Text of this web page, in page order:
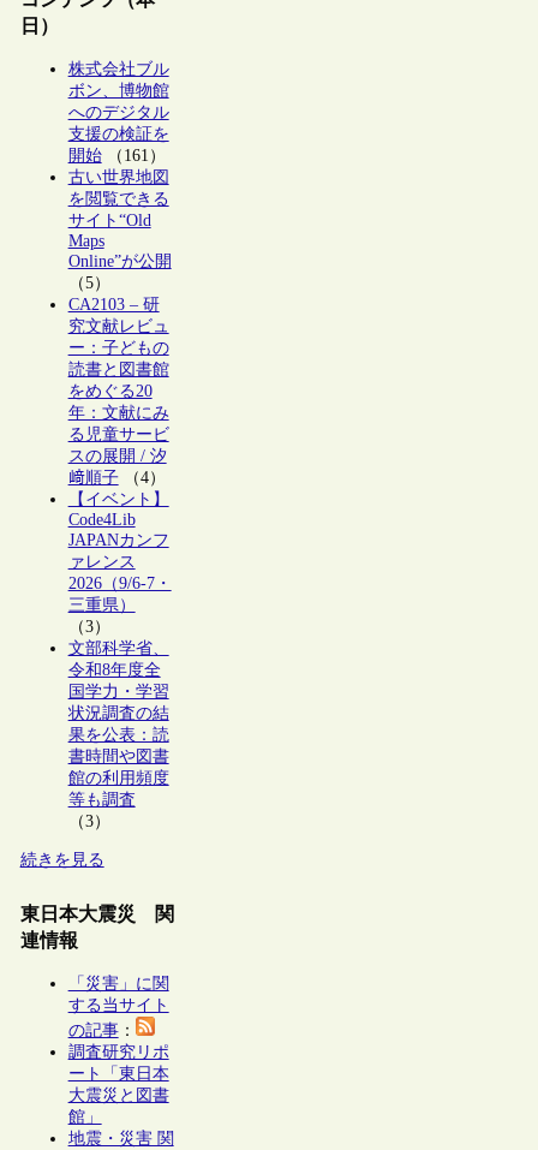
日）
株式会社ブル
ボン、博物館
へのデジタル
支援の検証を
開始（161）
古い世界地図
を閲覧できる
サイト“Old
Maps
Online”が公開
（5）
CA2103 – 研
究文献レビュ
ー：子どもの
読書と図書館
をめぐる20
年：文献にみ
る児童サービ
スの展開 / 汐
﨑順子（4）
【イベント】
Code4Lib
JAPANカンフ
ァレンス
2026（9/6-7・
三重県）
（3）
文部科学省、
令和8年度全
国学力・学習
状況調査の結
果を公表：読
書時間や図書
館の利用頻度
等も調査
（3）
続きを見る
東日本大震災 関
連情報
「災害」に関
する当サイト
の記事：
調査研究リポ
ート「東日本
大震災と図書
館」
地震・災害 関